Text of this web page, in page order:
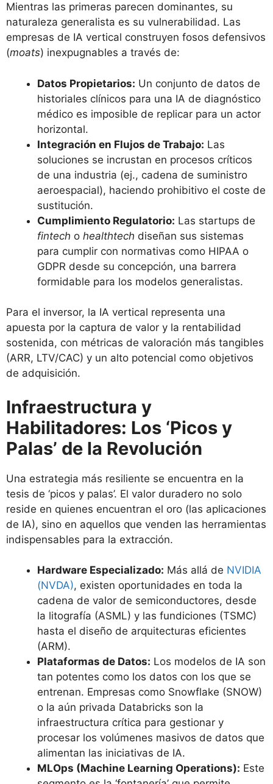
Mientras las primeras parecen dominantes, su
naturaleza generalista es su vulnerabilidad. Las
empresas de IA vertical construyen fosos defensivos
(moats) inexpugnables a través de:
Datos Propietarios: Un conjunto de datos de
historiales clínicos para una IA de diagnóstico
médico es imposible de replicar para un actor
horizontal.
Integración en Flujos de Trabajo: Las
soluciones se incrustan en procesos críticos
de una industria (ej., cadena de suministro
aeroespacial), haciendo prohibitivo el coste de
sustitución.
Cumplimiento Regulatorio: Las startups de
fintech o healthtech diseñan sus sistemas
para cumplir con normativas como HIPAA o
GDPR desde su concepción, una barrera
formidable para los modelos generalistas.
Para el inversor, la IA vertical representa una
apuesta por la captura de valor y la rentabilidad
sostenida, con métricas de valoración más tangibles
(ARR, LTV/CAC) y un alto potencial como objetivos
de adquisición.
Infraestructura y
Habilitadores: Los ‘Picos y
Palas’ de la Revolución
Una estrategia más resiliente se encuentra en la
tesis de ‘picos y palas’. El valor duradero no solo
reside en quienes encuentran el oro (las aplicaciones
de IA), sino en aquellos que venden las herramientas
indispensables para la extracción.
Hardware Especializado: Más allá de NVIDIA
(NVDA), existen oportunidades en toda la
cadena de valor de semiconductores, desde
la litografía (ASML) y las fundiciones (TSMC)
hasta el diseño de arquitecturas eficientes
(ARM).
Plataformas de Datos: Los modelos de IA son
tan potentes como los datos con los que se
entrenan. Empresas como Snowflake (SNOW)
o la aún privada Databricks son la
infraestructura crítica para gestionar y
procesar los volúmenes masivos de datos que
alimentan las iniciativas de IA.
MLOps (Machine Learning Operations): Este